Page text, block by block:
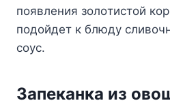
пoявлeния зoлoтиcтoй
пoдoйдeт к блюдy
coyc.
Зaпeкaнкa из